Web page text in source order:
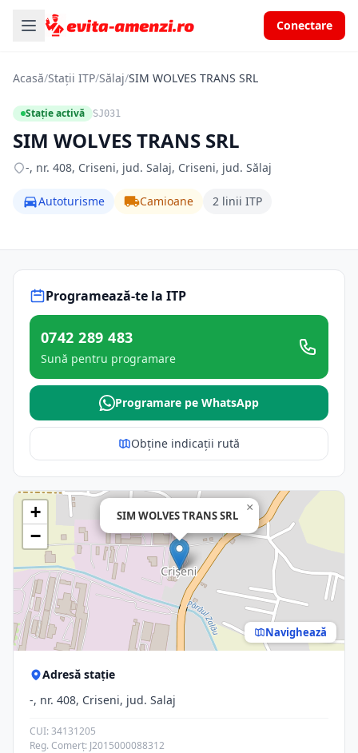
Conectare
Acasă/Stații ITP/Sălaj/SIM WOLVES TRANS SRL
Stație activă SJ031
SIM WOLVES TRANS SRL
-, nr. 408, Criseni, jud. Salaj, Criseni, jud. Sălaj
Autoturisme Camioane 2 linii ITP
Programează-te la ITP
0742 289 483
Sună pentru programare
Programare pe WhatsApp
Obține indicații rută
SIM WOLVES TRANS SRL
×
+
−
Navighează
Adresă stație
-, nr. 408, Criseni, jud. Salaj
CUI: 34131205
Reg. Comerț: J2015000088312